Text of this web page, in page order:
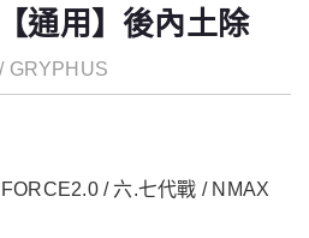
通用】後內土除
GRYPHUS
/ 六.七代戰 / NMAX